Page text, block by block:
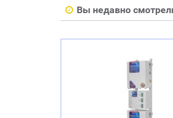
Вы недавно